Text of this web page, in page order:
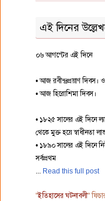
এই দিনের
০৬ আগস্টের এই দিনে
• আজ রবীন্দ্রপ্রয়াণ দিবস। ও
• আজ হিরোশিমা দিবস।
• ১৮২৫ সালের এই দিনে
থেকে মুক্ত হয়ে স্বাধীনতা
• ১৮৯০ সালের এই দিনে
সর্বপ্রথম
Read this full post
"ইতিহাসের ঘটনাবলী"